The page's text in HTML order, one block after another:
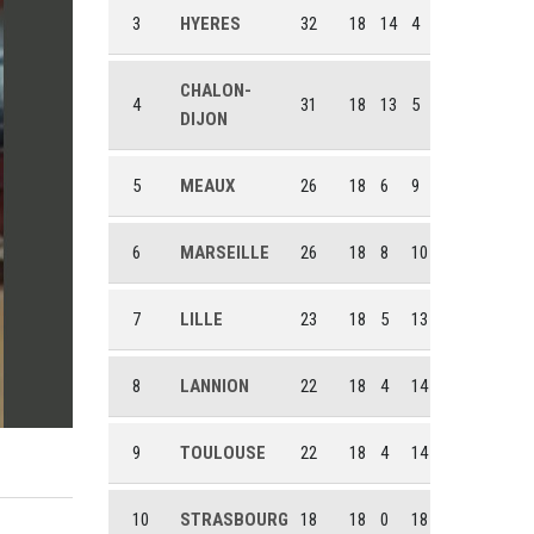
3 HYERES 32 18 14 4
4
CHALON-
DIJON
31 18 13 5
5 MEAUX 26 18 6 9
6 MARSEILLE 26 18 8 10
7 LILLE 23 18 5 13
8 LANNION 22 18 4 14
9 TOULOUSE 22 18 4 14
10 STRASBOURG 18 18 0 18